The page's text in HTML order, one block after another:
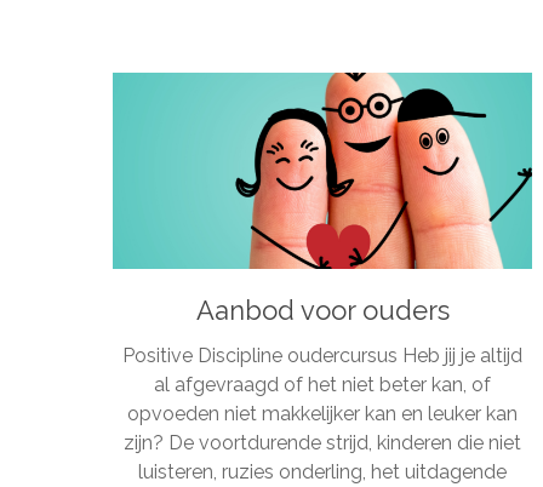
Aanbod voor ouders
Positive Discipline oudercursus Heb jij je altijd
al afgevraagd of het niet beter kan, of
opvoeden niet makkelijker kan en leuker kan
zijn? De voortdurende strijd, kinderen die niet
luisteren, ruzies onderling, het uitdagende